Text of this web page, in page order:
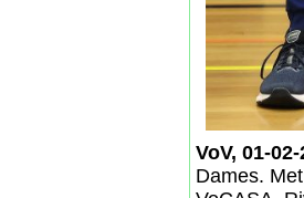
VoV, 01-
Dames.